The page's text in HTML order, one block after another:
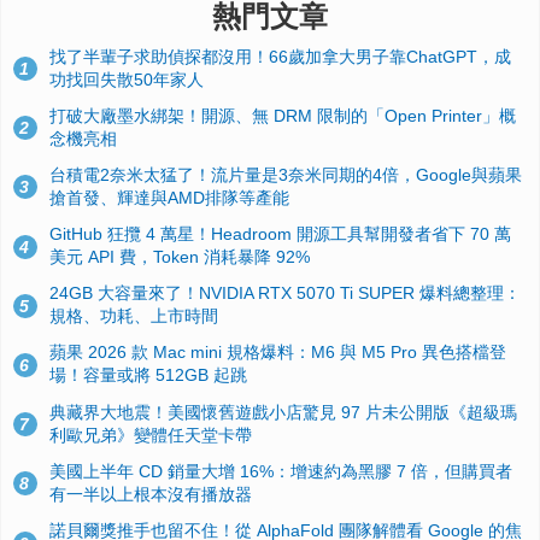
熱門文章
1
找了半輩子求助偵探都沒用！66歲加拿大男子靠ChatGPT，成
功找回失散50年家人
2
打破大廠墨水綁架！開源、無 DRM 限制的「Open Printer」概
念機亮相
3
台積電2奈米太猛了！流片量是3奈米同期的4倍，Google與蘋果
搶首發、輝達與AMD排隊等產能
4
GitHub 狂攬 4 萬星！Headroom 開源工具幫開發者省下 70 萬
美元 API 費，Token 消耗暴降 92%
5
24GB 大容量來了！NVIDIA RTX 5070 Ti SUPER 爆料總整理：
規格、功耗、上市時間
6
蘋果 2026 款 Mac mini 規格爆料：M6 與 M5 Pro 異色搭檔登
場！容量或將 512GB 起跳
7
典藏界大地震！美國懷舊遊戲小店驚見 97 片未公開版《超級瑪
利歐兄弟》變體任天堂卡帶
8
美國上半年 CD 銷量大增 16%：增速約為黑膠 7 倍，但購買者
有一半以上根本沒有播放器
諾貝爾獎推手也留不住！從 AlphaFold 團隊解體看 Google 的焦